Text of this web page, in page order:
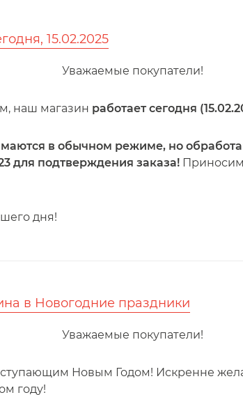
15.02.2025
Уважаемые покупатели!
наш магазин работает сегодня
в обычном режиме, но
для подтверждения заказа!
дня!
в Новогодние праздники
Уважаемые покупатели!
Новым Годом! Искренне
году!